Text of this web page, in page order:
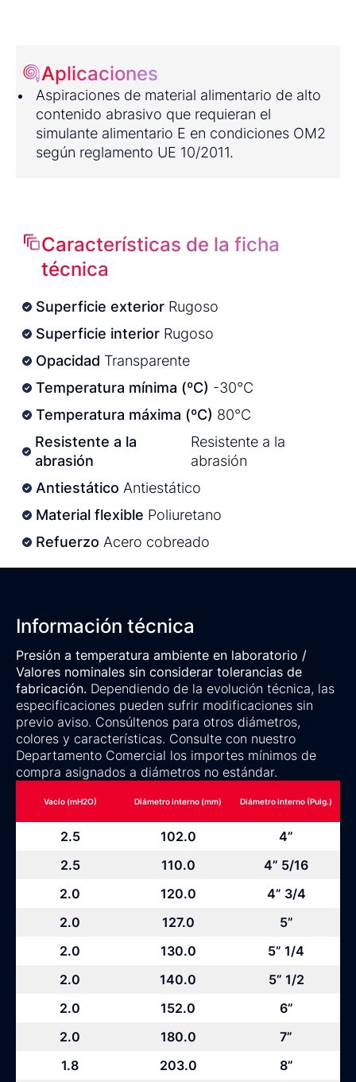
Aplicaciones
Aspiraciones de material alimentario de alto
contenido abrasivo que requieran el
simulante alimentario E en condiciones OM2
según reglamento UE 10/2011.
Características de la ficha
técnica
Superficie exterior Rugoso
Superficie interior Rugoso
Opacidad Transparente
Temperatura mínima (ºC) -30°C
Temperatura máxima (ºC) 80°C
Resistente a la
abrasión
Resistente a la
abrasión
Antiestático Antiestático
Material flexible Poliuretano
Refuerzo Acero cobreado
Información técnica
Presión a temperatura ambiente en laboratorio /
Valores nominales sin considerar tolerancias de
fabricación. Dependiendo de la evolución técnica, las
especificaciones pueden sufrir modificaciones sin
previo aviso. Consúltenos para otros diámetros,
colores y características. Consulte con nuestro
Departamento Comercial los importes mínimos de
compra asignados a diámetros no estándar.
Vacío (mH2O) Diámetro interno (mm) Diámetro Interno (Pulg.)
2.5 102.0
4”
2.5
110.0
4” 5/16
2.0
120.0
4” 3/4
2.0
127.0
5”
2.0
130.0
5” 1/4
2.0
140.0
5” 1/2
2.0
152.0
6”
2.0
180.0
7”
1.8
203.0 8”